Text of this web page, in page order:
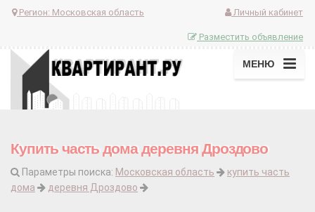
Регион: Московская область Личный кабинет
Разместить объявление
МЕНЮ
Купить часть дома деревня Дроздово
Параметры поиска: Московская область
купить часть
дома
деревня Дроздово